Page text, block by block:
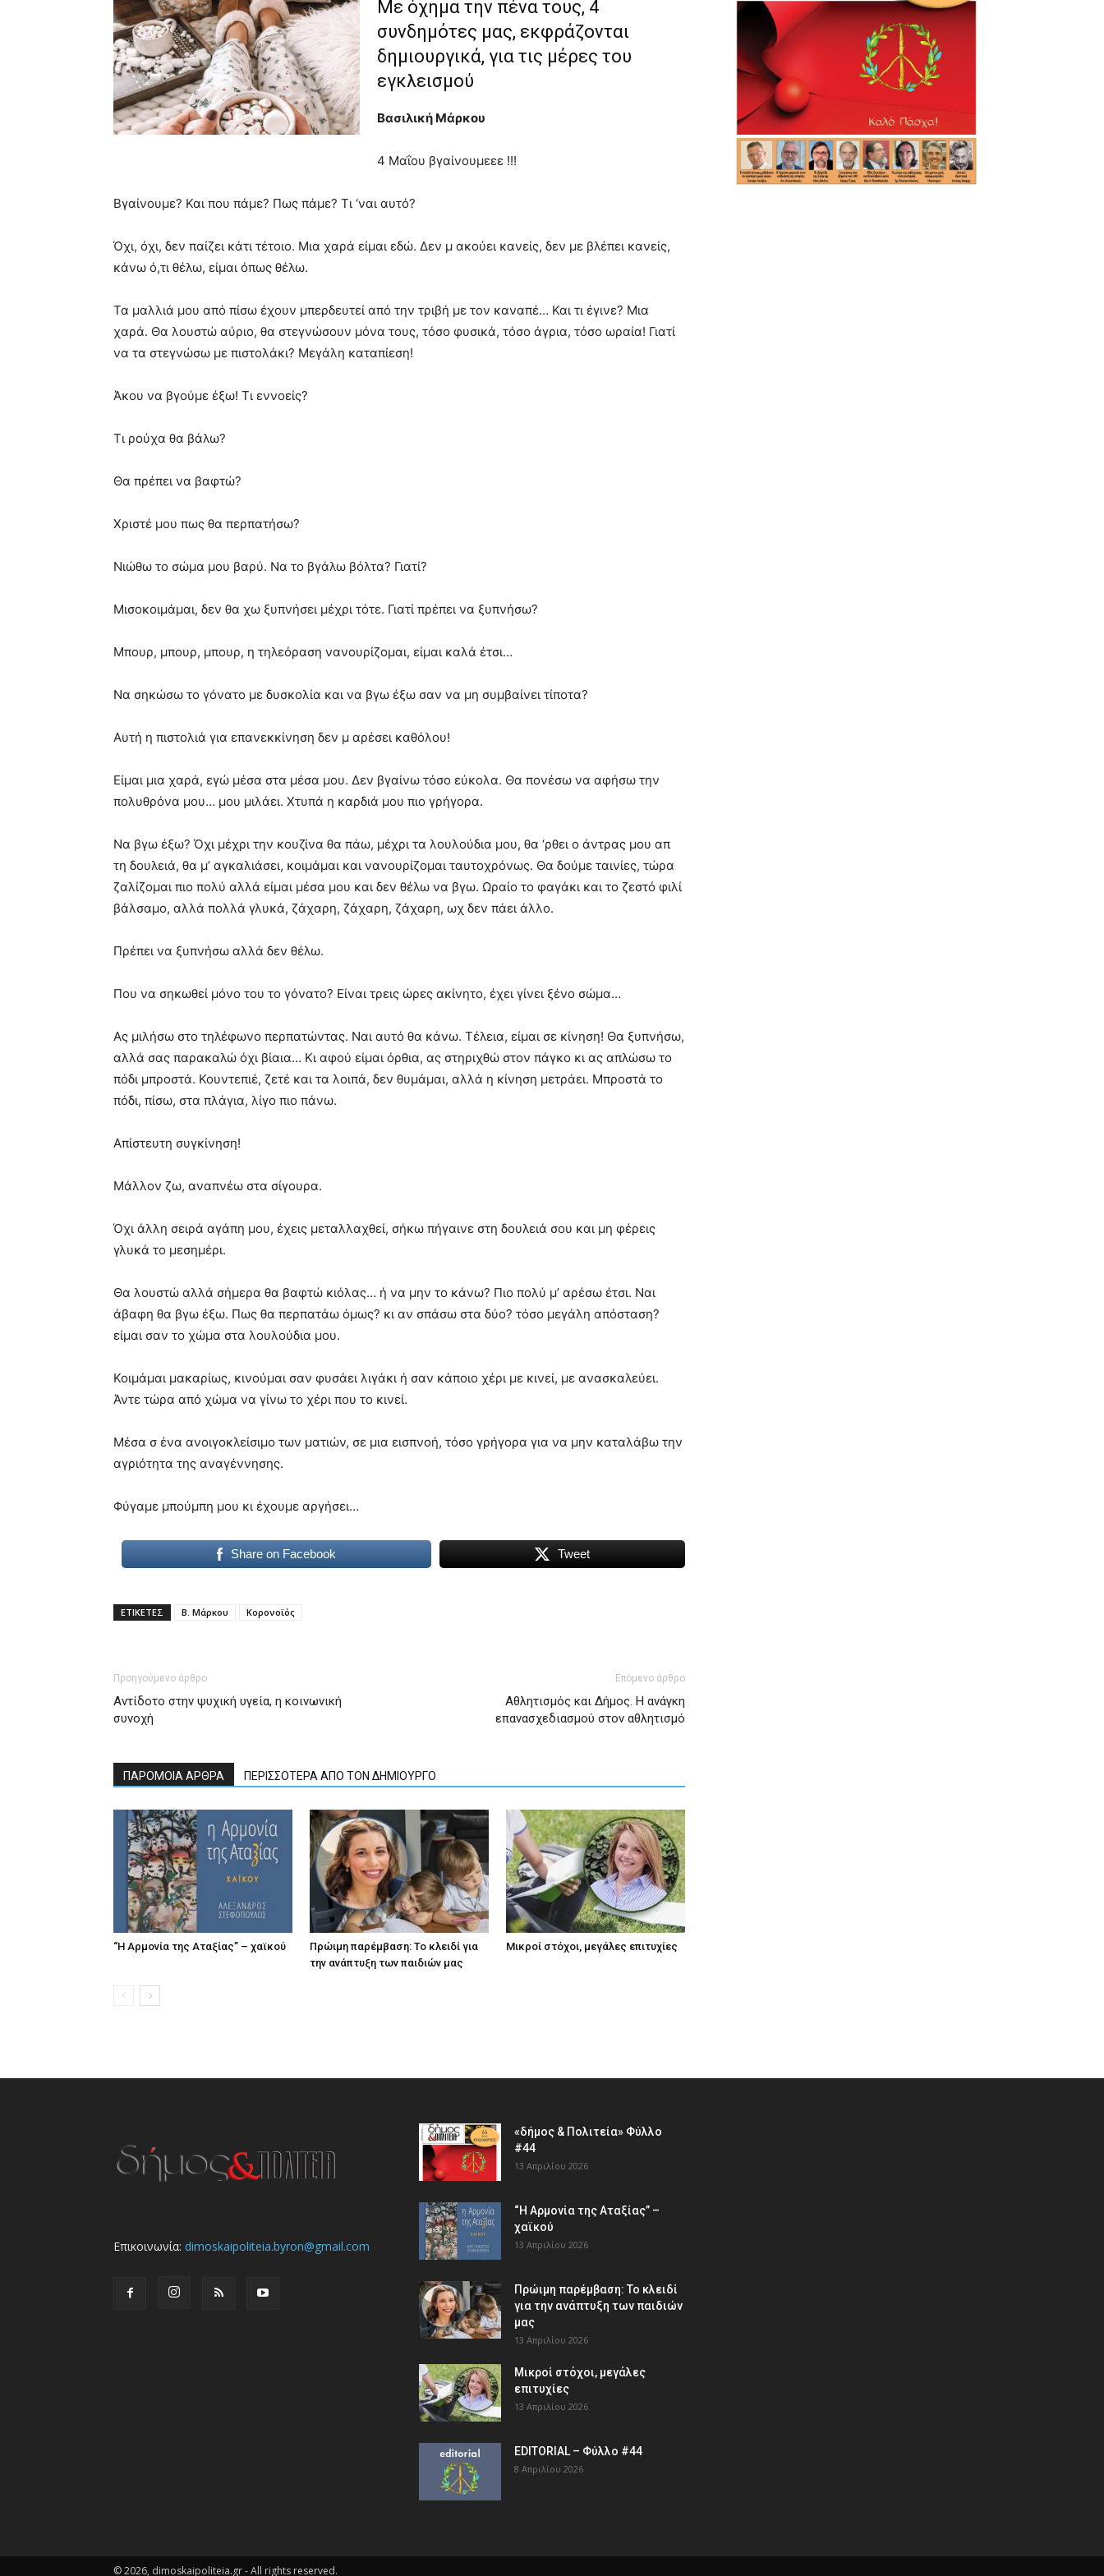
very
hot
cam
show.desi
xxx
brandi
lyons
teaches
pain.
hd
porn
Με όχημα την πένα τους, 4
συνδημότες μας, εκφράζονται
δημιουργικά, για τις μέρες του
εγκλεισμού
Βασιλική Μάρκου
4 Μαΐου βγαίνουμεεε !!!
Βγαίνουμε? Και που πάμε? Πως πάμε? Τι ‘ναι αυτό?
Όχι, όχι, δεν παίζει κάτι τέτοιο. Μια χαρά είμαι εδώ. Δεν μ ακούει κανείς, δεν με βλέπει κανείς,
κάνω ό,τι θέλω, είμαι όπως θέλω.
Τα μαλλιά μου από πίσω έχουν μπερδευτεί από την τριβή με τον καναπέ… Και τι έγινε? Μια
χαρά. Θα λουστώ αύριο, θα στεγνώσουν μόνα τους, τόσο φυσικά, τόσο άγρια, τόσο ωραία! Γιατί
να τα στεγνώσω με πιστολάκι? Μεγάλη καταπίεση!
Άκου να βγούμε έξω! Τι εννοείς?
Τι ρούχα θα βάλω?
Θα πρέπει να βαφτώ?
Χριστέ μου πως θα περπατήσω?
Νιώθω το σώμα μου βαρύ. Να το βγάλω βόλτα? Γιατί?
Μισοκοιμάμαι, δεν θα χω ξυπνήσει μέχρι τότε. Γιατί πρέπει να ξυπνήσω?
Μπουρ, μπουρ, μπουρ, η τηλεόραση νανουρίζομαι, είμαι καλά έτσι…
Να σηκώσω το γόνατο με δυσκολία και να βγω έξω σαν να μη συμβαίνει τίποτα?
Αυτή η πιστολιά για επανεκκίνηση δεν μ αρέσει καθόλου!
Είμαι μια χαρά, εγώ μέσα στα μέσα μου. Δεν βγαίνω τόσο εύκολα. Θα πονέσω να αφήσω την
πολυθρόνα μου… μου μιλάει. Χτυπά η καρδιά μου πιο γρήγορα.
Να βγω έξω? Όχι μέχρι την κουζίνα θα πάω, μέχρι τα λουλούδια μου, θα ‘ρθει ο άντρας μου απ
τη δουλειά, θα μ’ αγκαλιάσει, κοιμάμαι και νανουρίζομαι ταυτοχρόνως. Θα δούμε ταινίες, τώρα
ζαλίζομαι πιο πολύ αλλά είμαι μέσα μου και δεν θέλω να βγω. Ωραίο το φαγάκι και το ζεστό φιλί
βάλσαμο, αλλά πολλά γλυκά, ζάχαρη, ζάχαρη, ζάχαρη, ωχ δεν πάει άλλο.
Πρέπει να ξυπνήσω αλλά δεν θέλω.
Που να σηκωθεί μόνο του το γόνατο? Είναι τρεις ώρες ακίνητο, έχει γίνει ξένο σώμα…
Ας μιλήσω στο τηλέφωνο περπατώντας. Ναι αυτό θα κάνω. Τέλεια, είμαι σε κίνηση! Θα ξυπνήσω,
αλλά σας παρακαλώ όχι βίαια… Κι αφού είμαι όρθια, ας στηριχθώ στον πάγκο κι ας απλώσω το
πόδι μπροστά. Κουντεπιέ, ζετέ και τα λοιπά, δεν θυμάμαι, αλλά η κίνηση μετράει. Μπροστά το
πόδι, πίσω, στα πλάγια, λίγο πιο πάνω.
Απίστευτη συγκίνηση!
Μάλλον ζω, αναπνέω στα σίγουρα.
Όχι άλλη σειρά αγάπη μου, έχεις μεταλλαχθεί, σήκω πήγαινε στη δουλειά σου και μη φέρεις
γλυκά το μεσημέρι.
Θα λουστώ αλλά σήμερα θα βαφτώ κιόλας… ή να μην το κάνω? Πιο πολύ μ’ αρέσω έτσι. Ναι
άβαφη θα βγω έξω. Πως θα περπατάω όμως? κι αν σπάσω στα δύο? τόσο μεγάλη απόσταση?
είμαι σαν το χώμα στα λουλούδια μου.
Κοιμάμαι μακαρίως, κινούμαι σαν φυσάει λιγάκι ή σαν κάποιο χέρι με κινεί, με ανασκαλεύει.
Άντε τώρα από χώμα να γίνω το χέρι που το κινεί.
Μέσα σ ένα ανοιγοκλείσιμο των ματιών, σε μια εισπνοή, τόσο γρήγορα για να μην καταλάβω την
αγριότητα της αναγέννησης.
Φύγαμε μπούμπη μου κι έχουμε αργήσει…
Share on Facebook Tweet
ΕΤΙΚΕΤΕΣ Β. Μάρκου Κορονοϊός
Προηγούμενο άρθρο
Αντίδοτο στην ψυχική υγεία, η κοινωνική
συνοχή
Επόμενο άρθρο
Αθλητισμός και Δήμος. H ανάγκη
επανασχεδιασμού στον αθλητισμό
ΠΑΡΟΜΟΙΑ ΑΡΘΡΑ ΠΕΡΙΣΣΟΤΕΡΑ ΑΠΟ ΤΟΝ ΔΗΜΙΟΥΡΓΟ
“Η Αρμονία της Αταξίας” – χαϊκού
Πρώιμη παρέμβαση: Το κλειδί για
την ανάπτυξη των παιδιών µας
Μικροί στόχοι, μεγάλες επιτυχίες
Επικοινωνία: dimoskaipoliteia.byron@gmail.com
«δήμος & Πολιτεία» Φύλλο
#44
13 Απριλίου 2026
“Η Αρμονία της Αταξίας” –
χαϊκού
13 Απριλίου 2026
Πρώιμη παρέμβαση: Το κλειδί
για την ανάπτυξη των παιδιών
µας
13 Απριλίου 2026
Μικροί στόχοι, μεγάλες
επιτυχίες
13 Απριλίου 2026
EDITORIAL – Φύλλο #44
8 Απριλίου 2026
© 2026, dimoskaipoliteia.gr - All rights reserved.